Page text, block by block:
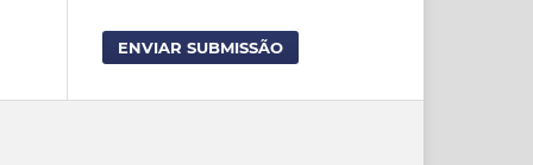
ENVIAR SUBMISSÃO